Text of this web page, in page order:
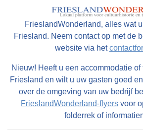
FrieslandWonderland, alles wat
Friesland. Neem contact op met de
website via het
Nieuw! Heeft u een accommodatie
Friesland en wilt u uw gasten goed
over de omgeving van uw bedrijf
FrieslandWonderland-flyers voor
folderrek of